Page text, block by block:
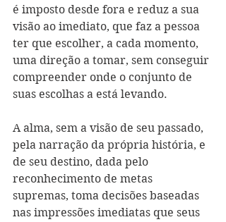
é imposto desde fora e reduz a sua
visão ao imediato, que faz a pessoa
ter que escolher, a cada momento,
uma direção a tomar, sem conseguir
compreender onde o conjunto de
suas escolhas a está levando.
A alma, sem a visão de seu passado,
pela narração da própria história, e
de seu destino, dada pelo
reconhecimento de metas
supremas, toma decisões baseadas
nas impressões imediatas que seus